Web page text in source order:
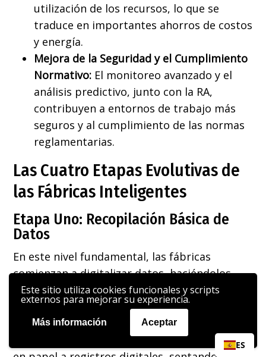
Este sitio utiliza cookies funcionales y scripts
externos para mejorar su experiencia.
Más información Aceptar
utilización de los recursos, lo que se
traduce en importantes ahorros de costos
y energía.
Mejora de la Seguridad y el Cumplimiento
Normativo:El monitoreo avanzado y el
análisis predictivo, junto con la RA,
contribuyen a entornos de trabajo más
seguros y al cumplimiento de las normas
reglamentarias.
Las Cuatro Etapas Evolutivas de
las Fábricas Inteligentes
Etapa Uno: Recopilación Básica de
Datos
En este nivel fundamental, las fábricas
comienzan a digitalizar datos, haciéndolos
accesibles pero aún no totalmente utilizados.
Implica la recopilación de datos de diversas
fuentes, como maquinaria, inventario y fuerza
laboral. La clave aquí es el cambio de registros
ES